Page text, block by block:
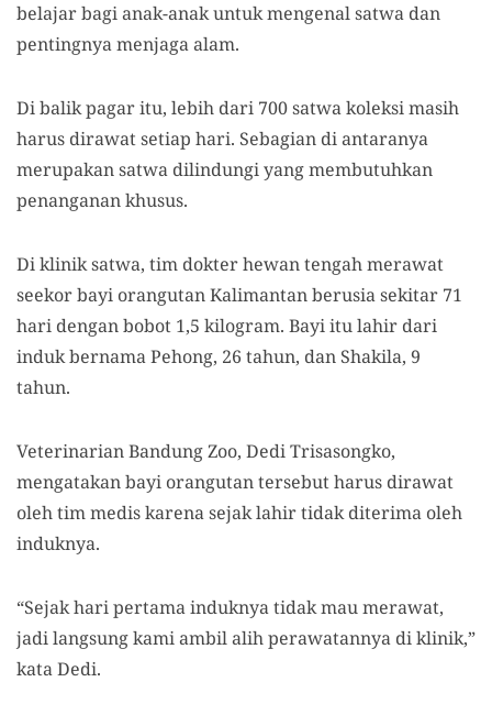
belajar bagi anak-anak untuk mengenal satwa dan
pentingnya menjaga alam.
Di balik pagar itu, lebih dari 700 satwa koleksi masih
harus dirawat setiap hari. Sebagian di antaranya
merupakan satwa dilindungi yang membutuhkan
penanganan khusus.
Di klinik satwa, tim dokter hewan tengah merawat
seekor bayi orangutan Kalimantan berusia sekitar 71
hari dengan bobot 1,5 kilogram. Bayi itu lahir dari
induk bernama Pehong, 26 tahun, dan Shakila, 9
tahun.
Veterinarian Bandung Zoo, Dedi Trisasongko,
mengatakan bayi orangutan tersebut harus dirawat
oleh tim medis karena sejak lahir tidak diterima oleh
induknya.
“Sejak hari pertama induknya tidak mau merawat,
jadi langsung kami ambil alih perawatannya di klinik,”
kata Dedi.